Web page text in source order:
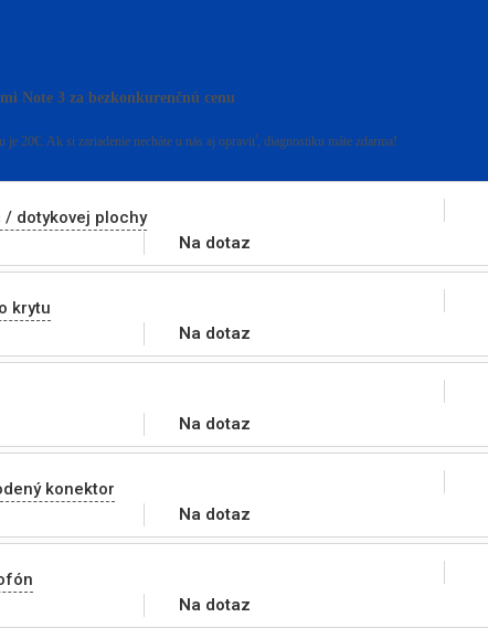
Note 3 za bezkonkurenčnú cenu
je 20€. Ak si zariadenie necháte u nás aj opraviť, diagnostiku máte zdarma!
/ dotykovej plochy
Na dotaz
krytu
Na dotaz
Na dotaz
konektor
Na dotaz
Na dotaz